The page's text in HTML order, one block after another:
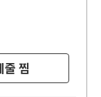
줄 찜